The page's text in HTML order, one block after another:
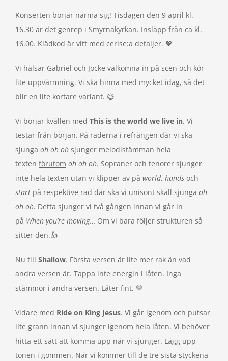
Konserten börjar närma sig! Tisdagen den 9 april kl.
16.30 är det genrep i Smyrnakyrkan. Insläpp från ca kl.
16.00. Klädkod är vitt med cerise:a detaljer. 💖
Vi hälsar Gabriel och Jocke välkomna in på scen och kör
lite uppvärmning. Vi ska hinna med mycket idag, så det
blir en lite kortare variant. 😅
Vi börjar kvällen med This is the world we live in. Vi
testar från början. På raderna i refrängen där vi ska
sjunga oh oh oh sjunger melodistämman hela
texten förutom oh oh oh. Sopraner och tenorer sjunger
inte hela texten utan vi klipper av på world, hands och
start på respektive rad där ska vi unisont skall sjunga oh
oh oh. Detta sjunger vi två gången innan vi går in
på When you’re moving… Om vi bara följer strukturen så
sitter den.👍
Nu till Shallow. Första versen är lite mer rak än vad
andra versen är. Tappa inte energin i låten. Inga
stämmor i andra versen. Låter fint. 💛
Vidare med Ride on King Jesus. Vi går igenom och putsar
lite grann innan vi sjunger igenom hela låten. Vi behöver
hitta ett sätt att komma upp när vi sjunger. Lägg upp
tonen i gommen. När vi kommer till de tre sista styckena